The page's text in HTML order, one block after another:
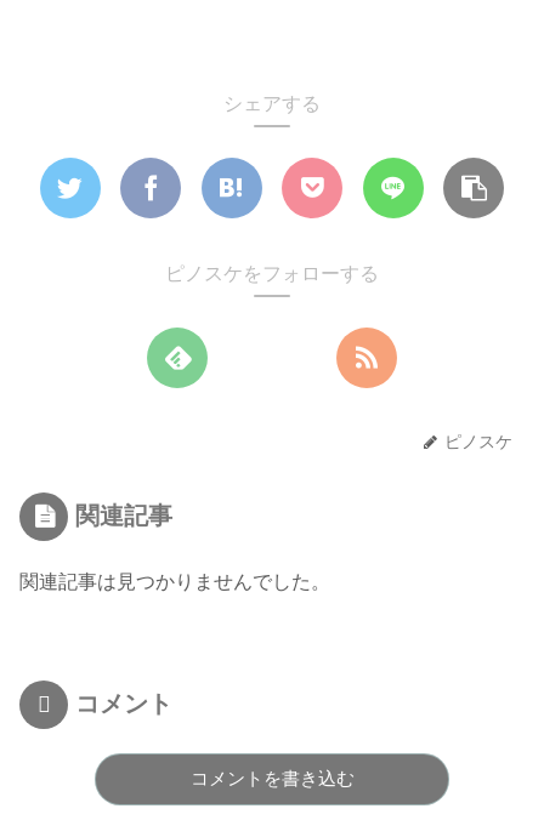
シェアする
ピノスケをフォローする
ピノスケ
関連記事
関連記事は見つかりませんでした。
コメント
コメントを書き込む